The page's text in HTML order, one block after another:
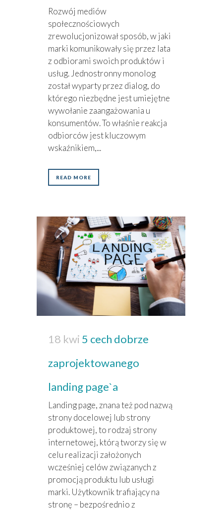
Rozwój mediów
społecznościowych
zrewolucjonizował sposób, w jaki
marki komunikowały się przez lata
z odbiorami swoich produktów i
usług. Jednostronny monolog
został wyparty przez dialog, do
którego niezbędne jest umiejętne
wywołanie zaangażowania u
konsumentów. To właśnie reakcja
odbiorców jest kluczowym
wskaźnikiem,...
READ MORE
18 kwi 5 cech dobrze
zaprojektowanego
landing page`a
Landing page, znana też pod nazwą
strony docelowej lub strony
produktowej, to rodzaj strony
internetowej, którą tworzy się w
celu realizacji założonych
wcześniej celów związanych z
promocją produktu lub usługi
marki. Użytkownik trafiający na
stronę – bezpośrednio z